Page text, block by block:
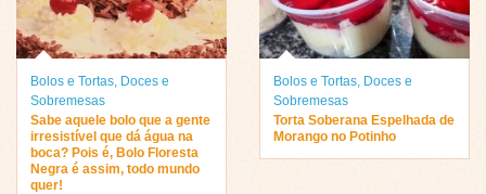
Bolos e Tortas Doces e
Sobremesas
Sabe aquele bolo que a gente
irresistível que dá água na
boca? Pois é, Bolo Floresta
Negra é assim, todo mundo
quer!
Bolos e Tortas Doces e
Sobremesas
Torta Soberana Espelhada de
Morango no Potinho